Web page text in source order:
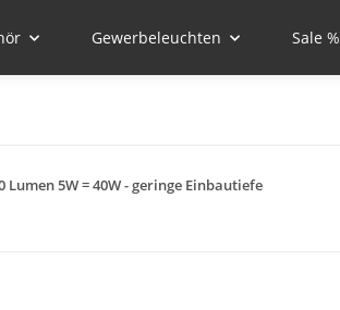
Gewerbeleuchten Sale %
5W = 40W - geringe Einbautiefe